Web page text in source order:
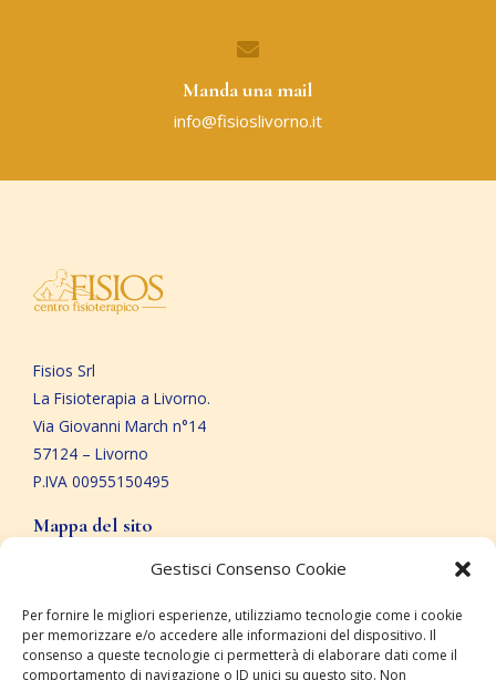
Gestisci Consenso Cookie
Per fornire le migliori esperienze, utilizziamo tecnologie come i cookie
per memorizzare e/o accedere alle informazioni del dispositivo. Il
consenso a queste tecnologie ci permetterà di elaborare dati come il
comportamento di navigazione o ID unici su questo sito. Non
Manda una mail
info@fisioslivorno.it
Fisios Srl
La Fisioterapia a Livorno.
Via Giovanni March n°14
57124 – Livorno
P.IVA 00955150495
Mappa del sito
Chi siamo
Specializzazioni
Trattamenti